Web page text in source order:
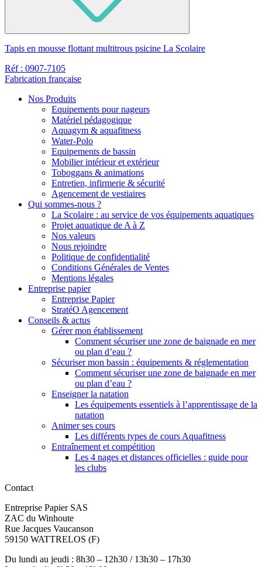
Tapis en mousse flottant multitrous psicine La Scolaire
Réf : 0907-7105
Fabrication française
Nos Produits
Equipements pour nageurs
Matériel pédagogique
Aquagym & aquafitness
Water-Polo
Equipements de bassin
Mobilier intérieur et extérieur
Toboggans & animations
Entretien, infirmerie & sécurité
Agencement de vestiaires
Qui sommes-nous ?
La Scolaire : au service de vos équipements aquatiques
Projet aquatique de A à Z
Nos valeurs
Nous rejoindre
Politique de confidentialité
Conditions Générales de Ventes
Mentions légales
Entreprise papier
Entreprise Papier
StratéO Agencement
Conseils & actus
Gérer mon établissement
Comment sécuriser une zone de baignade en mer
ou plan d’eau ?
Sécuriser mon bassin : équipements & réglementation
Comment sécuriser une zone de baignade en mer
ou plan d’eau ?
Enseigner la natation
Les équipements essentiels à l’apprentissage de la
natation
Animer ses cours
Les différents types de cours Aquafitness
Entraînement et compétition
Les 4 nages et distances officielles : guide pour
les clubs
Contact
Entreprise Papier SAS
ZAC du Winhoute
Rue Jacques Vaucanson
59150 WATTRELOS (F)
Du lundi au jeudi : 8h30 – 12h30 / 13h30 – 17h30